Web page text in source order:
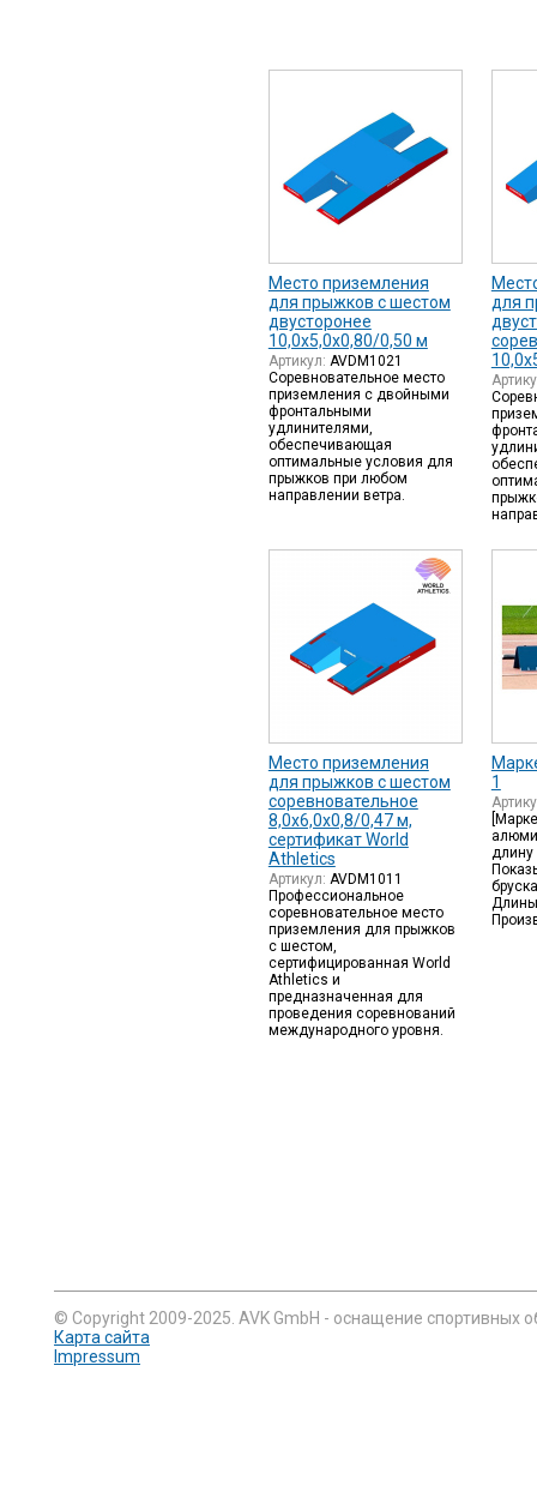
Место приземления
для прыжков с шестом
двусторонее
10,0х5,0х0,80/0,50 м
Артикул: AVDM1021
Соревновательное место
приземления с двойными
фронтальными
удлинителями,
обеспечивающая
оптимальные условия для
прыжков при любом
направлении ветра.
для
Место приземления
для прыжков с шестом
соревновательное
8,0х6,0х0,8/0,47 м,
сертификат World
Athletics
Артикул: AVDM1011
Профессиональное
соревновательное место
приземления для прыжков
с шестом,
сертифицированная World
Athletics и
предназначенная для
проведения соревнований
международного уровня.
1
длину
© Copyright 2009-2025. AVK GmbH - оснащение спортивных
Карта сайта
Impressum